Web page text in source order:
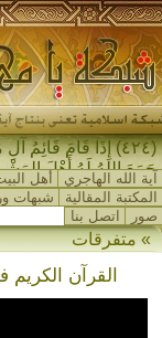
(٤٢٤) إِذَا قَامَ قَائِمُ
جَمَعَ اللهُ لَهُ أَهْلَ
المَغْرِبِ_
آية الله الهاجري أهل
المكتبة المقالية
شبهات
صور
اتصل بنا
» متفرقات
القرآن